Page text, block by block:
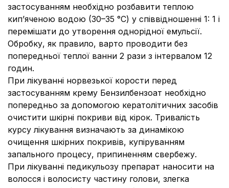
застосуванням необхідно розбавити теплою
кип’яченою водою (30–35 °С) у співвідношенні 1: 1 і
перемішати до утворення однорідної емульсії.
Обробку, як правило, варто проводити без
попередньої теплої ванни 2 рази з інтервалом 12
годин.
При лікуванні норвезької корости перед
застосуванням крему Бензилбензоат необхідно
попередньо за допомогою кератолітичних засобів
очистити шкірні покриви від кірок. Тривалість
курсу лікування визначають за динамікою
очищення шкірних покривів, купіруванням
запального процесу, припиненням свербежу.
При лікуванні педикульозу препарат наносити на
волосся і волосисту частину голови, злегка